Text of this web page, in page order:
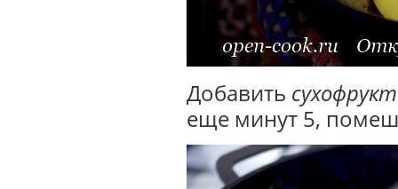
Добавить
еще минут 5,